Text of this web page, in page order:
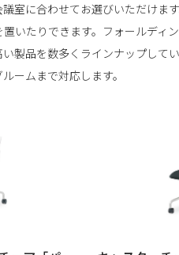
室に合わせてお選びいただけま
いたりできます。フォールディ
製品を数多くラインナップして
ームまで対応します。